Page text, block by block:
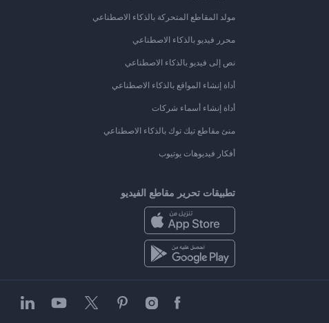
مولد المقاطع المتحركة بالذكاء الاصطناعي
محرر فيديو بالذكاء الاصطناعي
نص إلى فيديو بالذكاء الاصطناعي
أداة إنشاء المواقع بالذكاء الاصطناعي
أداة إنشاء أسماء شركات
منئ مقاطع تيك توك بالذكاء الاصطناعي
أفكار فيديوهات يوتيوب
تطبيقات تحرير مقاطع الفيديو